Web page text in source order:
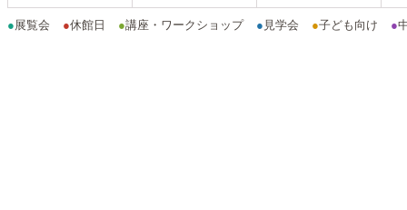
●展覧会 ●休館日 ●講座・ワークショップ ● 見学会 ●子ども向け ●